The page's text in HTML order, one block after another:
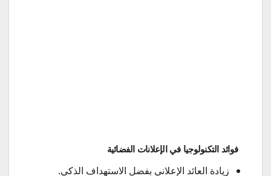
فوائد التكنولوجيا في الإعلانات الفضائية
زيادة العائد الإعلاني بفضل الاستهداف الذكي.